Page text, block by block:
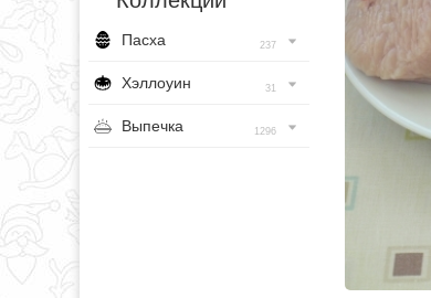
Пасха 237
Хэллоуин 31
Выпечка 1296